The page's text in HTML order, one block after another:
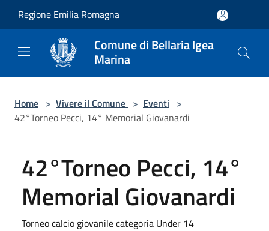
Regione Emilia Romagna
Comune di Bellaria Igea
Marina
Home > Vivere il Comune > Eventi >
42°Torneo Pecci, 14° Memorial Giovanardi
42°Torneo Pecci, 14°
Memorial Giovanardi
Torneo calcio giovanile categoria Under 14